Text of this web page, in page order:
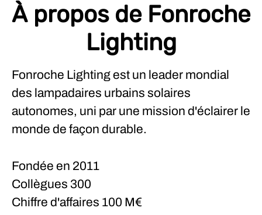
À propos de Fonroche
Lighting
Fonroche Lighting est un leader mondial
des lampadaires urbains solaires
autonomes, uni par une mission d'éclairer le
monde de façon durable.
Fondée en 2011
Collègues 300
Chiffre d'affaires 100 M€